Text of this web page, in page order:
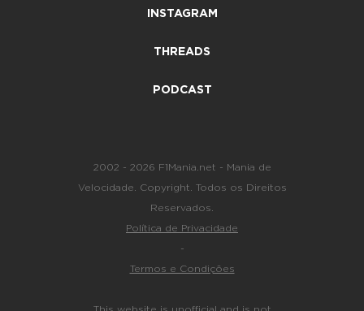
INSTAGRAM
THREADS
PODCAST
2002 - 2026 F1Mania.net - Mania de
Velocidade. Copyright. Todos os Direitos
Reservados.
Política de Privacidade
-
Termos e Condições